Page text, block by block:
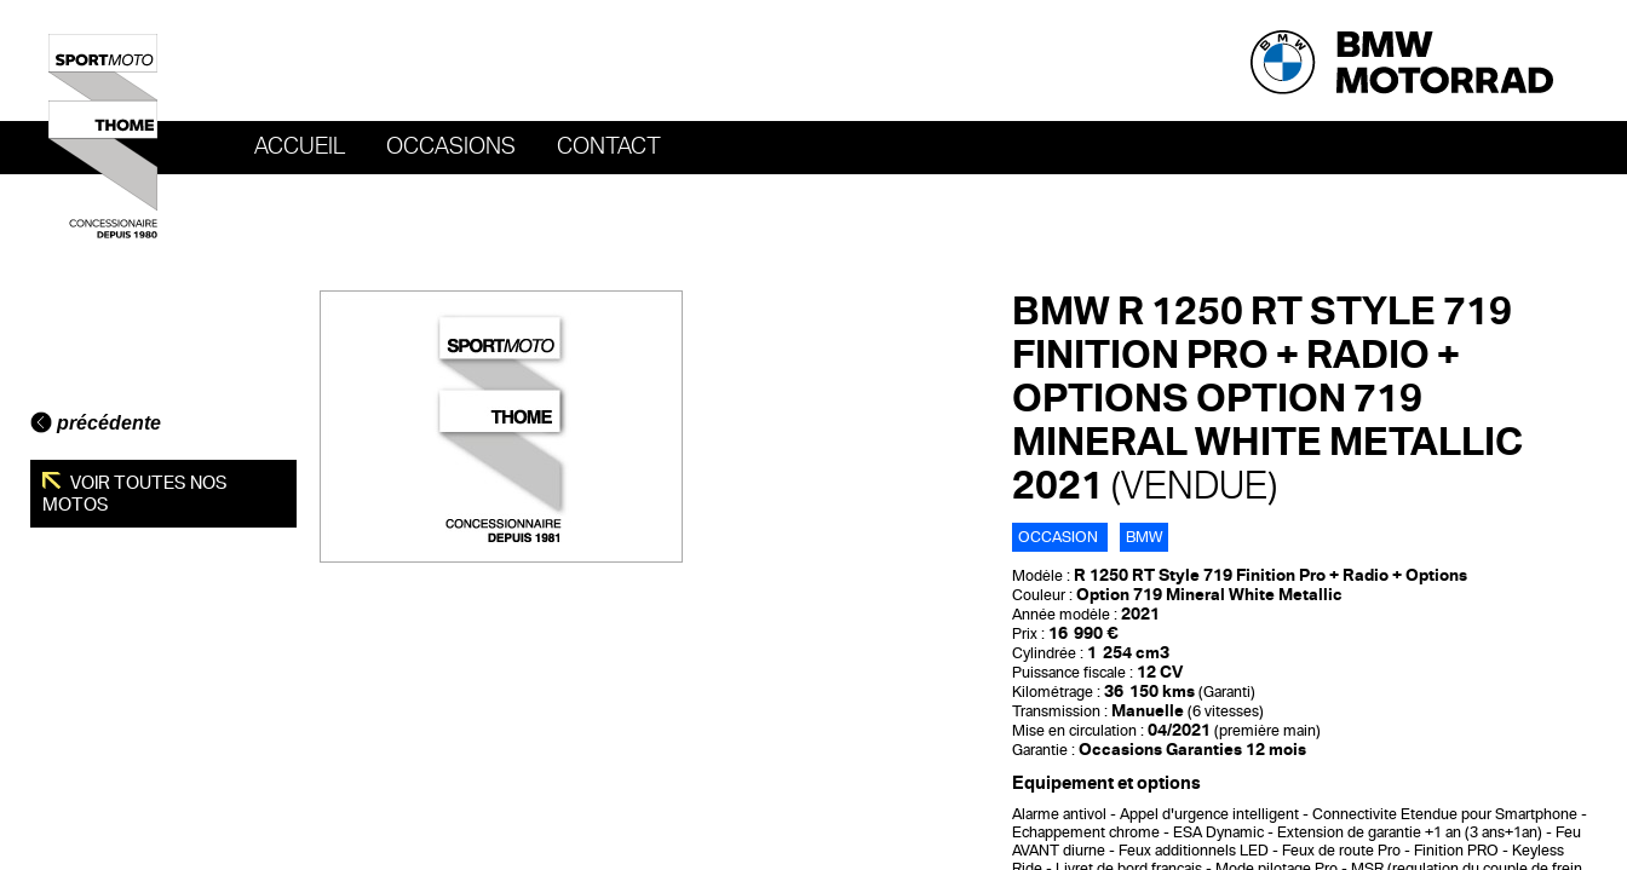
ACCUEIL OCCASIONS CONTACT
précédente
VOIR TOUTES NOS
MOTOS
BMW R 1250 RT STYLE 719
FINITION PRO + RADIO +
OPTIONS OPTION 719
MINERAL WHITE METALLIC
2021 (VENDUE)
OCCASION BMW
Modèle : R 1250 RT Style 719 Finition Pro + Radio + Options
Couleur : Option 719 Mineral White Metallic
Année modèle : 2021
Prix : 16 990 €
Cylindrée : 1 254 cm3
Puissance fiscale : 12 CV
Kilométrage : 36 150 kms(Garanti)
Transmission : Manuelle(6 vitesses)
Mise en circulation : 04/2021 (première main)
Garantie : Occasions Garanties 12 mois
Equipement et options
Alarme antivol Appel d'urgence intelligent
Connectivite Etendue pour Smartphone
Echappement chrome
ESA Dynamic Extension de garantie +1 an (3 ans+1an)
Feu
AVANT diurne
Feux additionnels LED Feux de route Pro Finition PRO
Keyless